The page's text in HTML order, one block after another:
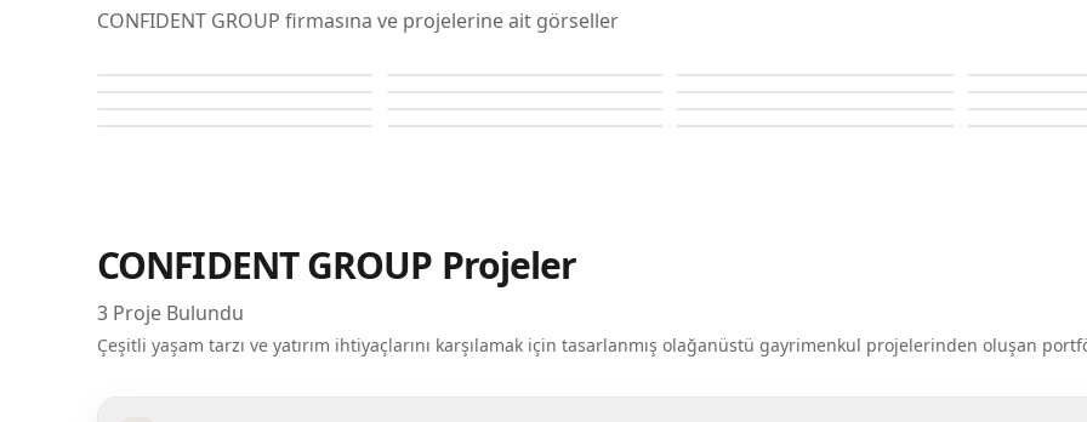
CONFIDENT GROUP firmasına ve projelerine ait görseller
Confident Adur Confident Adur Confident Preston
Confident
Confident Preston
Confident Preston Confident Preston
Confident
Lancaster
Lancaster Lancaster
Lancaster
CONFIDENT GROUP Projeler
3 Proje Bulundu
Çeşitli yaşam tarzı ve yatırım ihtiyaçlarını karşılamak için tasarlanmış olağanüstü gayrimenkul projelerinden oluşan